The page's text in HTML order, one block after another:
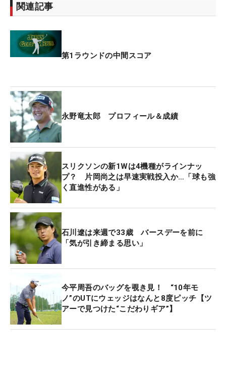
2015年大会覇者の石川遼は3アンダー・23位タイ。
ナインをラウンドしている。
関連記事
第1ラウンドの中間スコア
永野竜太郎 プロフィール＆成績
スリクソンの新1Wは4機種がラインナッ
プ？ 片岡尚之は早速実戦投入か…「球も強
く直進性がある」
石川遼は来週で33歳 バースデーを前に
「気が引き締まる思い」
今平周吾のバッグを覗き見！ “10年モ
ノ”のUTにウェッジはなんと8度ピッチ【ツ
アーで見つけた“こだわりギア”】